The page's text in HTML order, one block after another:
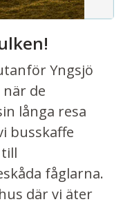
Yngsjö
de
långa resa
busskaffe
fåglarna.
där vi äter